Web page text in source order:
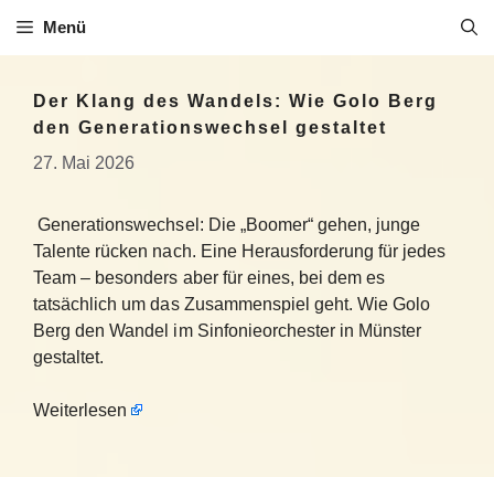
Inhalt
Menü
Der Klang des Wandels: Wie Golo Berg
den Generationswechsel gestaltet
27. Mai 2026
Generationswechsel: Die „Boomer“ gehen, junge
Talente rücken nach. Eine Herausforderung für jedes
Team – besonders aber für eines, bei dem es
tatsächlich um das Zusammenspiel geht. Wie Golo
Berg den Wandel im Sinfonieorchester in Münster
gestaltet.
Weiterlesen